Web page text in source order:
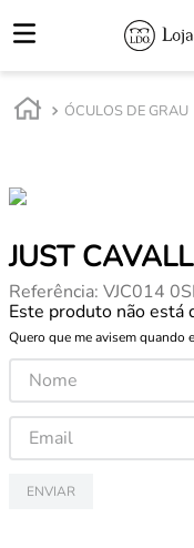
ÓCULOS DE GRAU
JUST
Referência: VJC014
Este produto não
Quero que me avisem quando
ENVIAR